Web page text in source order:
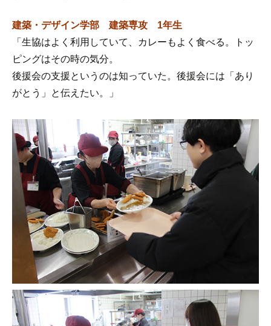
建築・デザイン学部 建築専攻 1年生
「生協はよく利用していて、カレーもよく食べる。トッ
ピングはその時の気分。
後援会の支援というのは知っていた。後援会には「あり
がとう」と伝えたい。」